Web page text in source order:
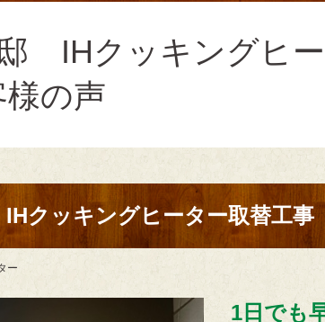
IHクッキングヒー
の声
クッキングヒーター取替工事
ー
1日でも